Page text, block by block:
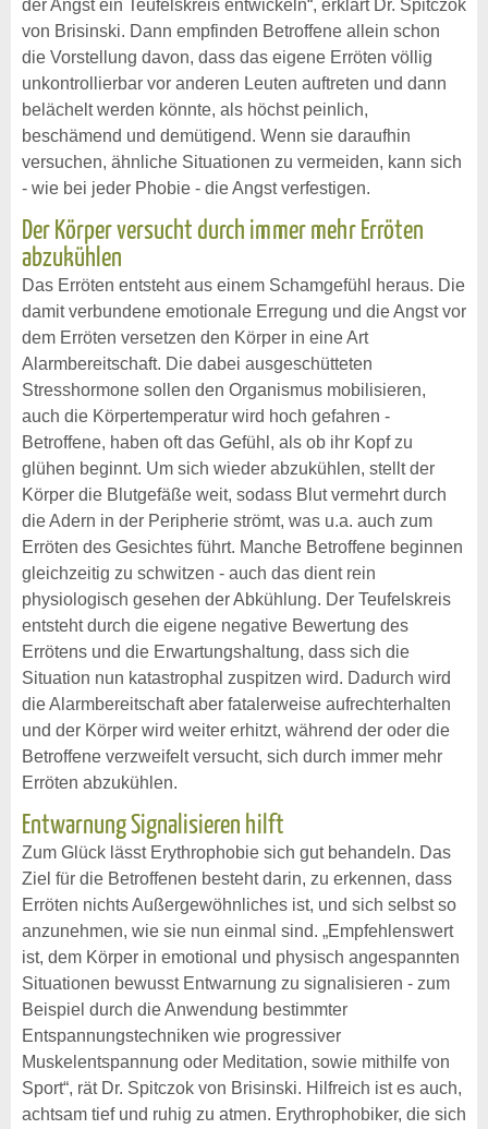
der Angst ein Teufelskreis entwickeln“, erklärt Dr. Spitczok
von Brisinski. Dann empfinden Betroffene allein schon
die Vorstellung davon, dass das eigene Erröten völlig
unkontrollierbar vor anderen Leuten auftreten und dann
belächelt werden könnte, als höchst peinlich,
beschämend und demütigend. Wenn sie daraufhin
versuchen, ähnliche Situationen zu vermeiden, kann sich
- wie bei jeder Phobie - die Angst verfestigen.
Der Körper versucht durch immer mehr Erröten
abzukühlen
Das Erröten entsteht aus einem Schamgefühl heraus. Die
damit verbundene emotionale Erregung und die Angst vor
dem Erröten versetzen den Körper in eine Art
Alarmbereitschaft. Die dabei ausgeschütteten
Stresshormone sollen den Organismus mobilisieren,
auch die Körpertemperatur wird hoch gefahren -
Betroffene, haben oft das Gefühl, als ob ihr Kopf zu
glühen beginnt. Um sich wieder abzukühlen, stellt der
Körper die Blutgefäße weit, sodass Blut vermehrt durch
die Adern in der Peripherie strömt, was u.a. auch zum
Erröten des Gesichtes führt. Manche Betroffene beginnen
gleichzeitig zu schwitzen - auch das dient rein
physiologisch gesehen der Abkühlung. Der Teufelskreis
entsteht durch die eigene negative Bewertung des
Errötens und die Erwartungshaltung, dass sich die
Situation nun katastrophal zuspitzen wird. Dadurch wird
die Alarmbereitschaft aber fatalerweise aufrechterhalten
und der Körper wird weiter erhitzt, während der oder die
Betroffene verzweifelt versucht, sich durch immer mehr
Erröten abzukühlen.
Entwarnung Signalisieren hilft
Zum Glück lässt Erythrophobie sich gut behandeln. Das
Ziel für die Betroffenen besteht darin, zu erkennen, dass
Erröten nichts Außergewöhnliches ist, und sich selbst so
anzunehmen, wie sie nun einmal sind. „Empfehlenswert
ist, dem Körper in emotional und physisch angespannten
Situationen bewusst Entwarnung zu signalisieren - zum
Beispiel durch die Anwendung bestimmter
Entspannungstechniken wie progressiver
Muskelentspannung oder Meditation, sowie mithilfe von
Sport“, rät Dr. Spitczok von Brisinski. Hilfreich ist es auch,
achtsam tief und ruhig zu atmen. Erythrophobiker, die sich